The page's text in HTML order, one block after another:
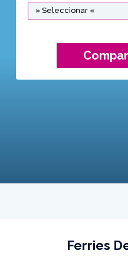
Ferries